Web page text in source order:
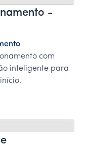
-
com
inteligente para